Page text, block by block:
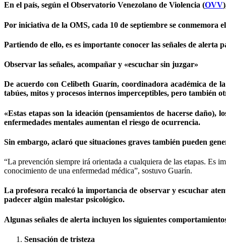
En el país, según el Observatorio Venezolano de Violencia (OVV
Por iniciativa de la OMS, cada 10 de septiembre se conmemora el
Partiendo de ello, es es importante conocer las señales de
Observar las señales, acompañar y «escuchar sin juzgar»
De acuerdo con Celibeth Guarín, coordinadora académica de
tabúes, mitos y procesos internos imperceptibles, pero también
«Estas etapas son la ideación (pensamientos de hacerse
enfermedades mentales aumentan el riesgo de ocurrencia.
Sin embargo, aclaró que situaciones graves también pueden
“La prevención siempre irá orientada a cualquiera de las etapas. Es
conocimiento de una enfermedad médica”, sostuvo Guarín.
La profesora recalcó la importancia de observar y escuchar
padecer algún malestar psicológico.
Algunas señales de alerta incluyen los siguientes
Sensación de tristeza